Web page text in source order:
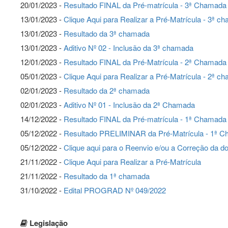
20/01/2023 - Resultado FINAL da Pré-matrícula - 3ª Chamada
13/01/2023 -Clique Aqui para Realizar a Pré-Matrícula - 3ª
13/01/2023 - Resultado da 3ª chamada
13/01/2023 -Aditivo Nº 02 - Inclusão da 3ª chamada
12/01/2023 - Resultado FINAL da Pré-Matrícula - 2ª Chamada
05/01/2023 -Clique Aqui para Realizar a Pré-Matrícula - 2ª
02/01/2023 - Resultado da 2ª chamada
02/01/2023 -Aditivo Nº 01 - Inclusão da 2ª Chamada
14/12/2022 - Resultado FINAL da Pré-matrícula - 1ª Chamada
05/12/2022 - Resultado PRELIMINAR da Pré-Matrícula - 1ª
05/12/2022 -Clique aqui para o Reenvio e/ou a Correção da
21/11/2022 -Clique Aqui para Realizar a Pré-Matrícula
21/11/2022 - Resultado da 1ª chamada
31/10/2022 - Edital PROGRAD Nº 049/2022
Legislação